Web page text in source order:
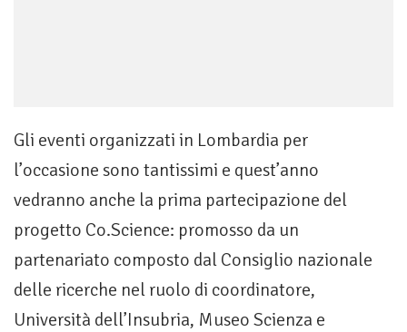
Gli eventi organizzati in Lombardia per
l’occasione sono tantissimi e quest’anno
vedranno anche la prima partecipazione del
progetto Co.Science: promosso da un
partenariato composto dal Consiglio nazionale
delle ricerche nel ruolo di coordinatore,
Università dell’Insubria, Museo Scienza e